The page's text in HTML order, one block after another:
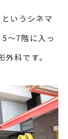
いうシネマ
〜7階に入っ
科です。